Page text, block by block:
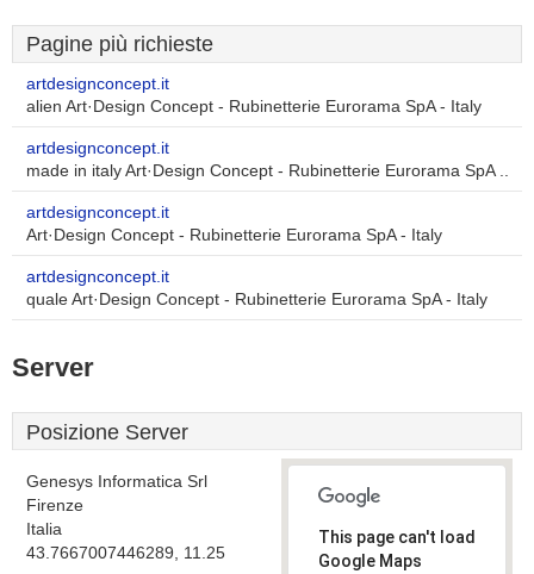
Pagine più richieste
artdesignconcept.it
alien Art·Design Concept - Rubinetterie Eurorama SpA - Italy
artdesignconcept.it
made in italy Art·Design Concept - Rubinetterie Eurorama SpA ..
artdesignconcept.it
Art·Design Concept - Rubinetterie Eurorama SpA - Italy
artdesignconcept.it
quale Art·Design Concept - Rubinetterie Eurorama SpA - Italy
Server
Posizione Server
Genesys Informatica Srl
Firenze
Italia
43.7667007446289, 11.25
This page can't load
Google Maps